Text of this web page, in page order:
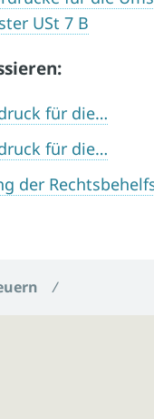
USt 7 B
für die…
für die…
der
/